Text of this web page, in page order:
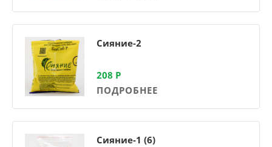
Сияние-2
208 Р
ПОДРОБНЕЕ
Сияние-1 (6)